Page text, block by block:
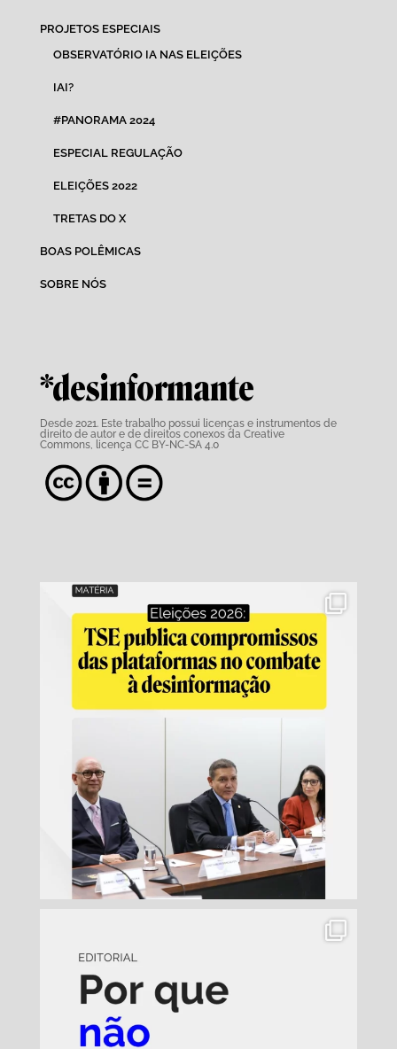
PROJETOS ESPECIAIS
OBSERVATÓRIO IA NAS ELEIÇÕES
IAI?
#PANORAMA 2024
ESPECIAL REGULAÇÃO
ELEIÇÕES 2022
TRETAS DO X
BOAS POLÊMICAS
SOBRE NÓS
*desinformante
Desde 2021. Este trabalho possui licenças e instrumentos de
direito de autor e de direitos conexos da Creative
Commons, licença CC BY-NC-SA 4.0